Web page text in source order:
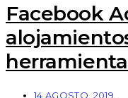
Facebook
14 AGOSTO, 2019